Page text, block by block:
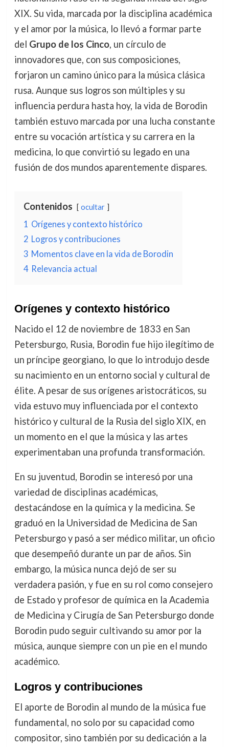
XIX. Su vida, marcada por la disciplina académica
y el amor por la música, lo llevó a formar parte
del Grupo de los Cinco, un círculo de
innovadores que, con sus composiciones,
forjaron un camino único para la música clásica
rusa. Aunque sus logros son múltiples y su
influencia perdura hasta hoy, la vida de Borodin
también estuvo marcada por una lucha constante
entre su vocación artística y su carrera en la
medicina, lo que convirtió su legado en una
fusión de dos mundos aparentemente dispares.
Contenidos ocultar
1 Orígenes y contexto histórico
2 Logros y contribuciones
3 Momentos clave en la vida de Borodin
4 Relevancia actual
Orígenes y contexto histórico
Nacido el 12 de noviembre de 1833 en San
Petersburgo, Rusia, Borodin fue hijo ilegítimo de
un príncipe georgiano, lo que lo introdujo desde
su nacimiento en un entorno social y cultural de
élite. A pesar de sus orígenes aristocráticos, su
vida estuvo muy influenciada por el contexto
histórico y cultural de la Rusia del siglo XIX, en
un momento en el que la música y las artes
experimentaban una profunda transformación.
En su juventud, Borodin se interesó por una
variedad de disciplinas académicas,
destacándose en la química y la medicina. Se
graduó en la Universidad de Medicina de San
Petersburgo y pasó a ser médico militar, un oficio
que desempeñó durante un par de años. Sin
embargo, la música nunca dejó de ser su
verdadera pasión, y fue en su rol como consejero
de Estado y profesor de química en la Academia
de Medicina y Cirugía de San Petersburgo donde
Borodin pudo seguir cultivando su amor por la
música, aunque siempre con un pie en el mundo
académico.
Logros y contribuciones
El aporte de Borodin al mundo de la música fue
fundamental, no solo por su capacidad como
compositor, sino también por su dedicación a la